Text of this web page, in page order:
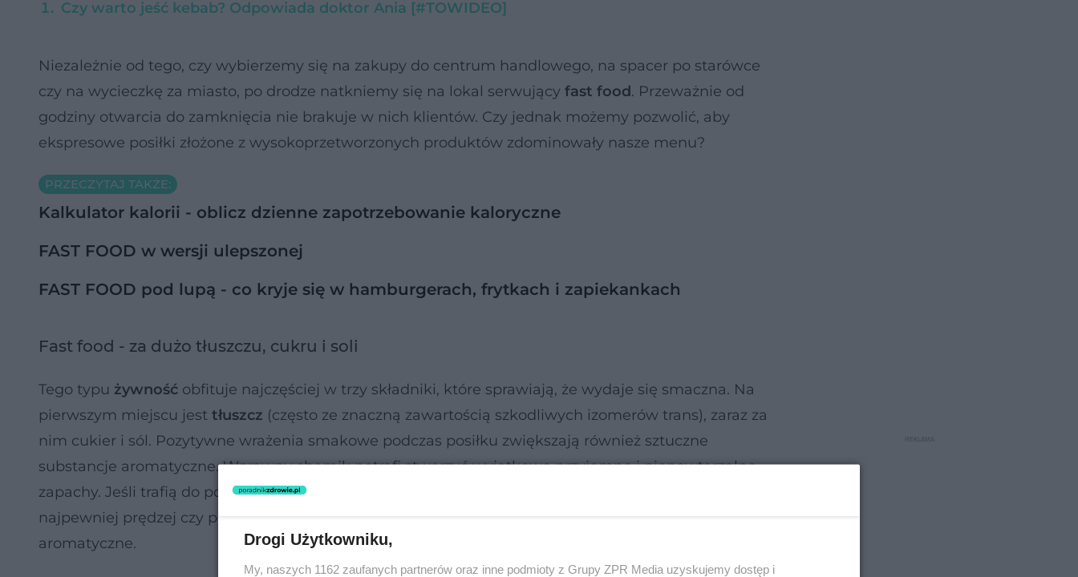
Czy warto jeść kebab? Odpowiada doktor Ania [#TOWIDEO]
Niezależnie od tego, czy wybierzemy się na zakupy do centrum handlowego, na spacer po starówce
czy na wycieczkę za miasto, po drodze natkniemy się na lokal serwujący fast food. Przeważnie od
godziny otwarcia do zamknięcia nie brakuje w nich klientów. Czy jednak możemy pozwolić, aby
ekspresowe posiłki złożone z wysokoprzetworzonych produktów zdominowały nasze menu?
PRZECZYTAJ TAKŻE:
Kalkulator kalorii - oblicz dzienne zapotrzebowanie kaloryczne
FAST FOOD w wersji ulepszonej
FAST FOOD pod lupą - co kryje się w hamburgerach, frytkach i zapiekankach
Fast food - za dużo tłuszczu, cukru i soli
Tego typu żywność obfituje najczęściej w trzy składniki, które sprawiają, że wydaje się smaczna. Na
pierwszym miejscu jest tłuszcz (często ze znaczną zawartością szkodliwych izomerów trans), zaraz za
nim cukier i sól. Pozytywne wrażenia smakowe podczas posiłku zwiększają również sztuczne
substancje aromatyczne. Wprawny chemik potrafi stworzyć wyjątkowo przyjemne i niepowtarzalne
zapachy. Jeśli trafią do potraw, przyniosą sporą, choć złudną przyjemność podczas konsumpcji. Dlatego
najpewniej prędzej czy później wrócisz, by kolejny raz zjeść coś, co wydało ci się tak niezwykle
aromatyczne.
Drogi Użytkowniku,
My, naszych 1162 zaufanych partnerów oraz inne podmioty z Grupy ZPR Media uzyskujemy dostęp i